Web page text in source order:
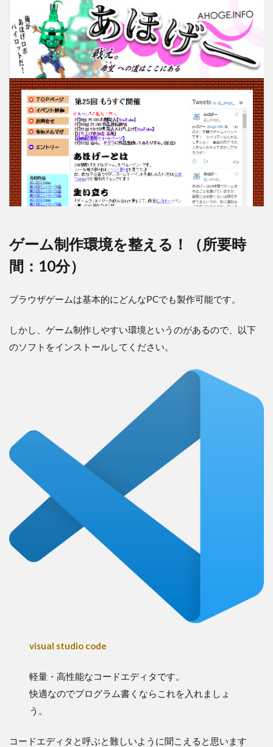
ゲーム制作環境を整える！（所要時
間：10分）
ブラウザゲームは基本的にどんなPCでも製作可能です。
しかし、ゲーム制作しやすい環境というのがあるので、以下
のソフトをインストールしてください。
visual studio code
軽量・高性能なコードエディタです。
快適なのでプログラム書くならこれを入れましょ
う。
コードエディタと呼ぶと難しいように聞こえると思います